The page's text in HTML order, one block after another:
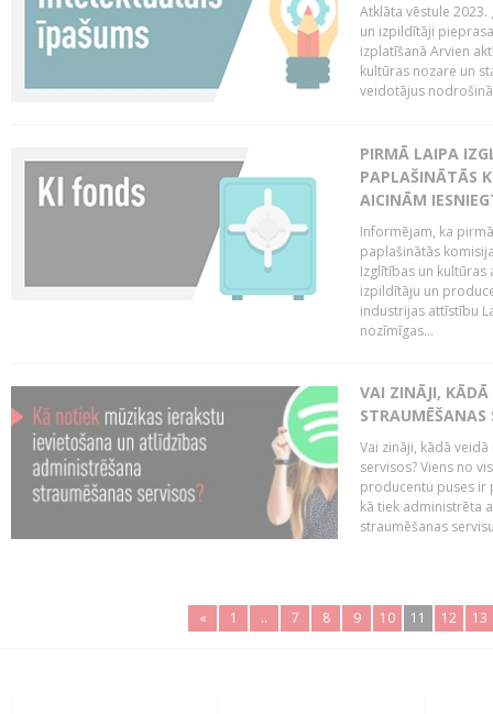
Atklāta vēstule
un izpildītāji
izplatīšanā Arvien
kultūras nozare un
veidotājus
PIRMĀ LAIPA
PAPLAŠINĀTĀS
AICINĀM
Informējam, ka
paplašinātās
Izglītības un
izpildītāju un
industrijas attīstību
nozīmīgas...
VAI ZINĀJI,
STRAUMĒŠANAS
Vai zināji, kādā
servisos? Viens no
producentu puses ir
kā tiek administrēta
straumēšanas
« 1 .. 7 8 9 10 11 12 13